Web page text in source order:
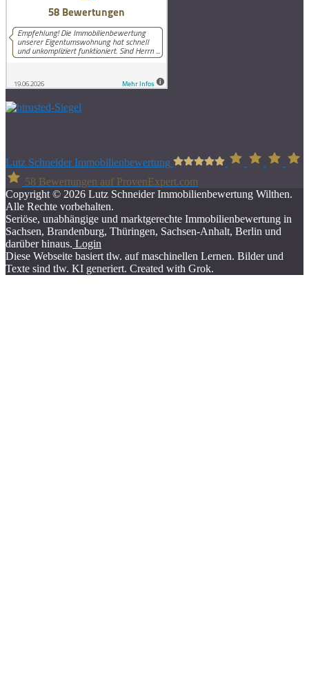
Lutz Schneider Immobilienbewertung
58 Bewertungen auf ProvenExpert.com
Copyright © 2026 Lutz Schneider Immobilienbewertung Wilthen.
Alle Rechte vorbehalten.
Seriöse, unabhängige und marktgerechte Immobilienbewertung in
Sachsen, Brandenburg, Thüringen, Sachsen-Anhalt, Berlin und
darüber hinaus. Login
Diese Webseite basiert tlw. auf maschinellen Lernen. Bilder und
Texte sind tlw. KI generiert. Created with Grok.